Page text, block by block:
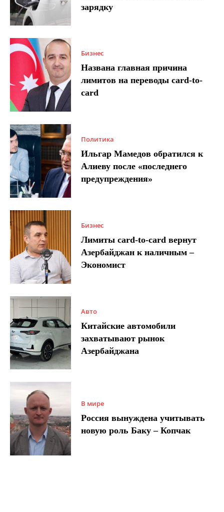
зарядку
Бизнес
Названа главная причина
лимитов на переводы card-to-
card
Политика
Ильгар Мамедов обратился к
Алиеву после «последнего
предупреждения»
Бизнес
Лимиты card-to-card вернут
Азербайджан к наличным –
Экономист
Авто
Китайские автомобили
захватывают рынок
Азербайджана
В мире
Россия вынуждена учитывать
новую роль Баку – Копчак